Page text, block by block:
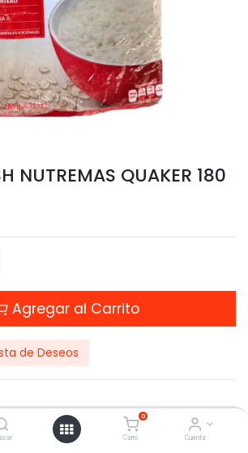
0
Carro Cuenta
NUTREMAS QUAKER 180
Agregar al Carrito
de Deseos